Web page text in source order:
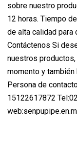
sobre nuestro
12 horas. Tiempo
de alta calidad para
Contáctenos Si
nuestros
momento y también
Persona de
15122617872